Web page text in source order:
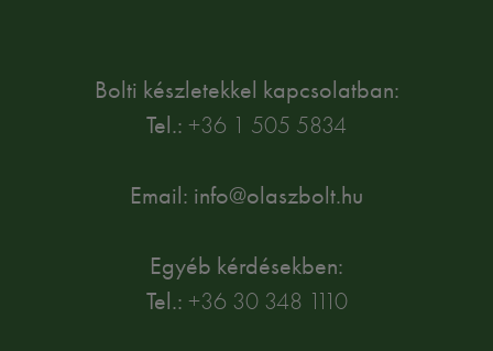
Bolti készletekkel kapcsolatban:
Tel.: +36 1 505 5834
Email: info@olaszbolt.hu
Egyéb kérdésekben:
Tel.: +36 30 348 1110